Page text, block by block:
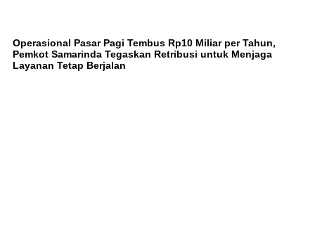
Operasional Pasar Pagi Tembus Rp10 Miliar per Tahun,
Pemkot Samarinda Tegaskan Retribusi untuk Menjaga
Layanan Tetap Berjalan